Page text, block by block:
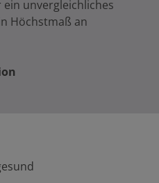
unvergleichliches
Höchstmaß an